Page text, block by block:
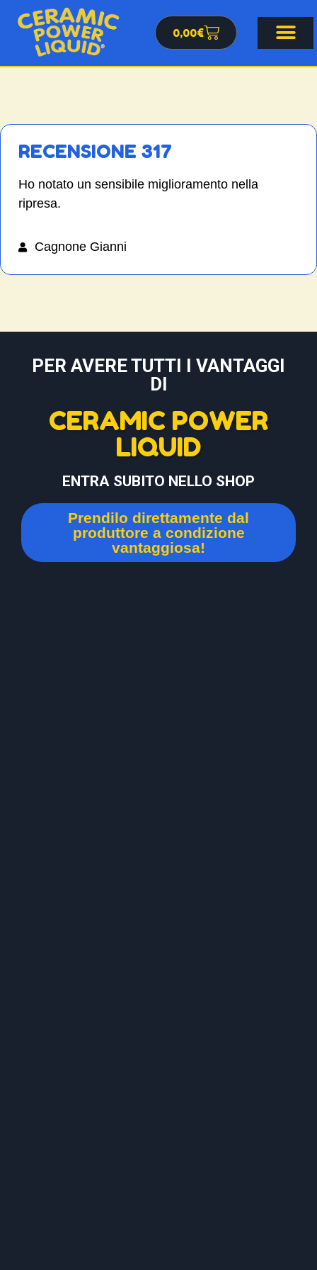
0,00€
RECENSIONE 317
Ho notato un sensibile miglioramento nella
ripresa.
Cagnone Gianni
PER AVERE TUTTI I VANTAGGI
DI
CERAMIC POWER
LIQUID
ENTRA SUBITO NELLO SHOP
Prendilo direttamente dal
produttore a condizione
vantaggiosa!